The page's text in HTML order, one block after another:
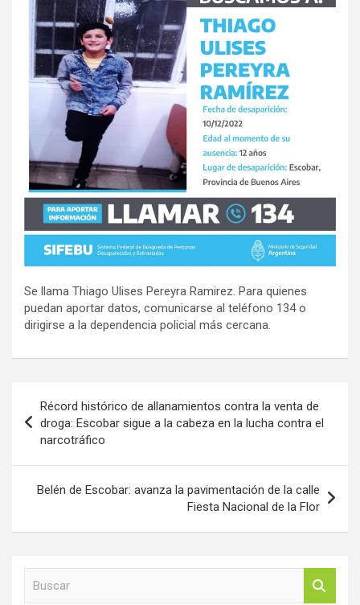
Se llama Thiago Ulises Pereyra Ramirez. Para quienes
puedan aportar datos, comunicarse al teléfono 134 o
dirigirse a la dependencia policial más cercana.
de
entradas
Récord histórico de allanamientos contra la venta de
droga: Escobar sigue a la cabeza en la lucha contra el
narcotráfico
Belén de Escobar: avanza la pavimentación de la calle
Fiesta Nacional de la Flor